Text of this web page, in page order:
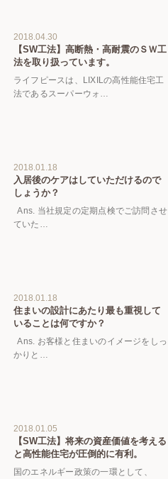
2018.04.30
【SW工法】高断熱・高耐震のＳＷ工
法を取り扱っています。
ライフピースは、LIXILの高性能住宅工
法であるスーパーウォ…
2018.01.18
入居後のケアはしていただけるので
しょうか？
Ans. 当社規定の定期点検でご訪問させ
ていた…
2018.01.18
住まいの設計にあたり最も重視して
いることは何ですか？
Ans. お客様と住まいのイメージをしっ
かりと…
2018.01.05
【SW工法】将来の資産価値を考える
と高性能住宅が圧倒的に有利。
国のエネルギー政策の一環として、